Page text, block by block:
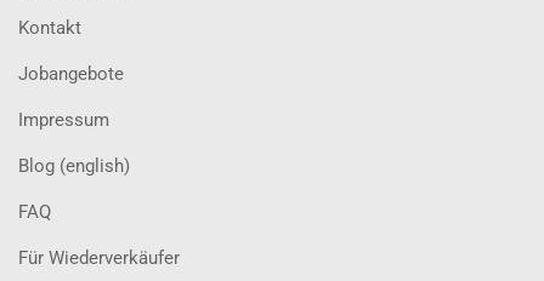
Kontakt
Jobangebote
Impressum
Blog (english)
FAQ
Für Wiederverkäufer